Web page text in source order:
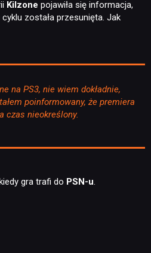
Kilzone pojawiła się informacja,
została przesunięta. Jak
na PS3, nie wiem dokładnie,
poinformowany, że premiera
czas nieokreślony.
gra trafi do PSN-u.